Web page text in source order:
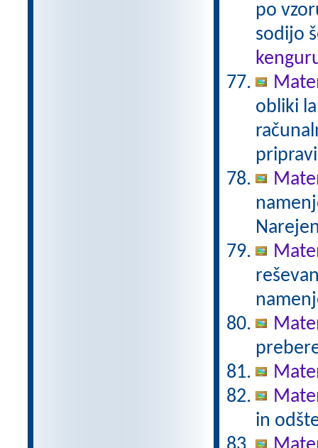
po
sodijo
obliki
in